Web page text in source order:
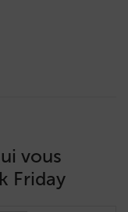
vous
Friday